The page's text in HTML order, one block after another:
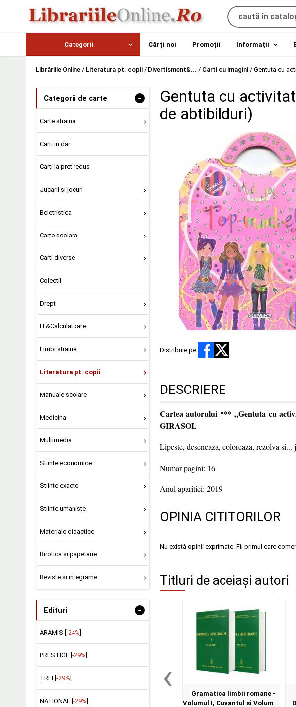
Categorii Cărți noi Promoții Informații
Librăriile Online / Literatura pt. copii / Divertisment&... / Carti cu imagini / Gentuta cu
Categorii de carte -
Carte straina
Carti in dar
Carti la pret redus
Jucarii si jocuri
Beletristica
Carte scolara
Carti diverse
Colectii
Drept
IT&Calculatoare
Limbi straine
Literatura pt. copii
Manuale scolare
Medicina
Multimedia
Stiinte economice
Stiinte exacte
Stiinte umaniste
Materiale didactice
Birotica si papetarie
Reviste si integrame
Edituri -
ARAMIS [-24%]
PRESTIGE [ -29%
TREI [ -29%
NATIONAL [ -29%
Gentuta cu
de abtibilduri)
Distribuie pe:
DESCRIERE
Cartea autorului *** „Gentuta cu
GIRASOL
Lipeste, deseneaza, coloreaza, rezolva
Numar pagini: 16
Anul aparitiei: 2019
OPINIA CITITORILOR
Nu există opinii exprimate. Fii primul care
Titluri de aceiași autori
‹
Gramatica limbii romane -
Volumul I, Cuvantul si Volumul